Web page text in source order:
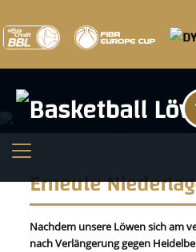
Erneute
Nachdem unsere Löwen sich am
nach Verlängerung gegen